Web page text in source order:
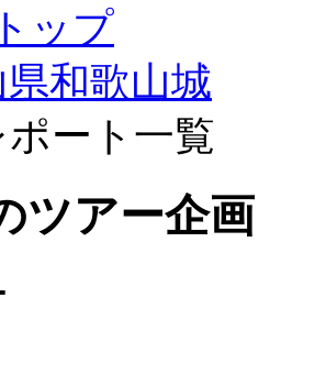
ップ
和歌山城
ート一覧
ツアー企画